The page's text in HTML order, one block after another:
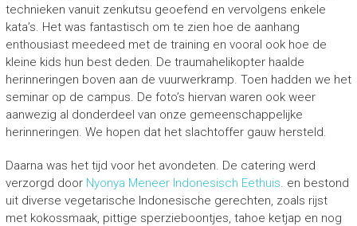
technieken vanuit zenkutsu geoefend en vervolgens enkele
kata’s. Het was fantastisch om te zien hoe de aanhang
enthousiast meedeed met de training en vooral ook hoe de
kleine kids hun best deden. De traumahelikopter haalde
herinneringen boven aan de vuurwerkramp. Toen hadden we het
seminar op de campus. De foto’s hiervan waren ook weer
aanwezig al donderdeel van onze gemeenschappelijke
herinneringen. We hopen dat het slachtoffer gauw hersteld.
Daarna was het tijd voor het avondeten. De catering werd
verzorgd door Nyonya Meneer Indonesisch Eethuis. en bestond
uit diverse vegetarische Indonesische gerechten, zoals rijst
met kokossmaak, pittige sperzieboontjes, tahoe ketjap en nog